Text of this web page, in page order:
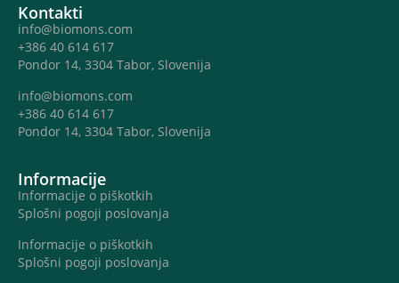
Kontakti
info@biomons.com
+386 40 614 617
Pondor 14, 3304 Tabor, Slovenija
info@biomons.com
+386 40 614 617
Pondor 14, 3304 Tabor, Slovenija
Informacije
Informacije o piškotkih
Splošni pogoji poslovanja
Informacije o piškotkih
Splošni pogoji poslovanja